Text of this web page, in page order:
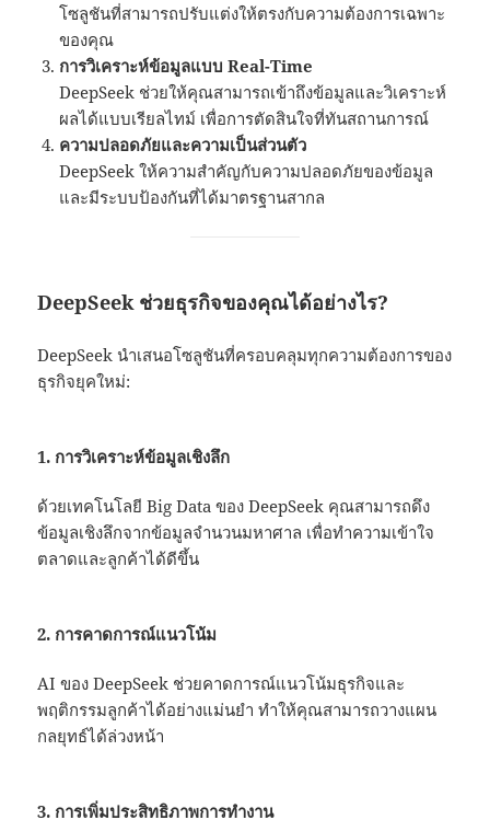
โซลูชันที่สามารถปรับแต่งให้ตรงกับความต้องการเฉพาะ
ของคุณ
การวิเคราะห์ข้อมูลแบบ Real-Time
DeepSeek ช่วยให้คุณสามารถเข้าถึงข้อมูลและวิเคราะห์
ผลได้แบบเรียลไทม์ เพื่อการตัดสินใจที่ทันสถานการณ์
ความปลอดภัยและความเป็นส่วนตัว
DeepSeek ให้ความสำคัญกับความปลอดภัยของข้อมูล
และมีระบบป้องกันที่ได้มาตรฐานสากล
DeepSeek ช่วยธุรกิจของคุณได้อย่างไร?
DeepSeek นำเสนอโซลูชันที่ครอบคลุมทุกความต้องการของ
ธุรกิจยุคใหม่:
1. การวิเคราะห์ข้อมูลเชิงลึก
ด้วยเทคโนโลยี Big Data ของ DeepSeek คุณสามารถดึง
ข้อมูลเชิงลึกจากข้อมูลจำนวนมหาศาล เพื่อทำความเข้าใจ
ตลาดและลูกค้าได้ดีขึ้น
2. การคาดการณ์แนวโน้ม
AI ของ DeepSeek ช่วยคาดการณ์แนวโน้มธุรกิจและ
พฤติกรรมลูกค้าได้อย่างแม่นยำ ทำให้คุณสามารถวางแผน
กลยุทธ์ได้ล่วงหน้า
3. การเพิ่มประสิทธิภาพการทำงาน